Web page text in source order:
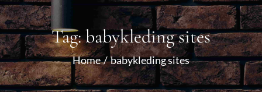
Tag:babykleding sites
Home babykleding sites